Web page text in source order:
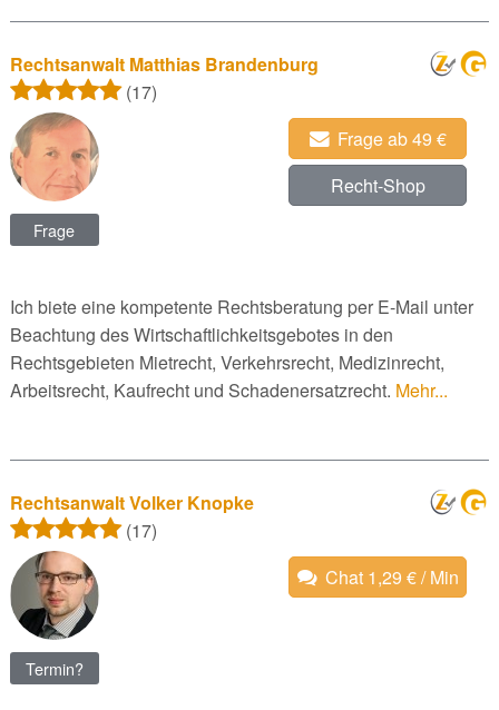
Rechtsanwalt Matthias Brandenburg
(17)
Frage
Frage ab 49 €
Recht-Shop
Ich biete eine kompetente Rechtsberatung per E-Mail unter
Beachtung des Wirtschaftlichkeitsgebotes in den
Rechtsgebieten Mietrecht, Verkehrsrecht, Medizinrecht,
Arbeitsrecht, Kaufrecht und Schadenersatzrecht. Mehr...
Rechtsanwalt Volker Knopke
(17)
Termin?
Chat 1,29 € / Min